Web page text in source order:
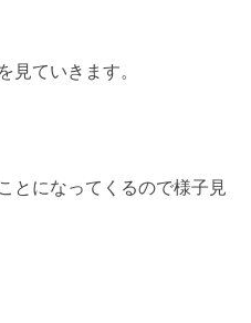
見ていきます。
とになってくるので様子見